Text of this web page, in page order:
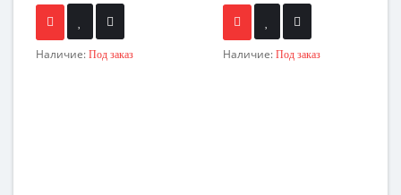
Наличие: Под заказ Наличие: Под заказ